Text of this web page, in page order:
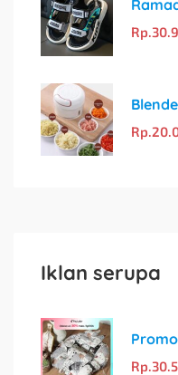
Rp.
Rp.
Iklan serupa
Rp.